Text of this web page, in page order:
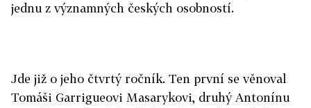
jednu z významných českých osobností.
Jde již o jeho čtvrtý ročník. Ten první se věnoval
Tomáši Garrigueovi Masarykovi, druhý Antonínu